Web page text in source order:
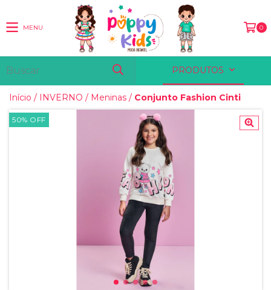
MENU 0
PRODUTOS
Início / INVERNO / Meninas / Conjunto Fashion Cinti
50% OFF